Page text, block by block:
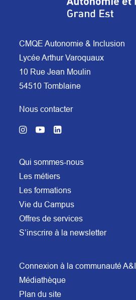
CMQE Autonomie & Inclusion
Lycée Arthur Varoquaux
10 Rue Jean Moulin
54510 Tomblaine
Nous contacter
Qui sommes-nous
Les métiers
Les formations
Vie du Campus
Offres de services
S’inscrire à la newsletter
Connexion à la communauté A&I
Médiathèque
Plan du site